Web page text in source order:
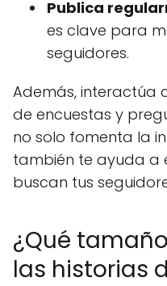
Publica
es clave para
seguidores.
Además, interactúa
de encuestas y
no solo fomenta la
también te ayuda a
buscan tus
¿Qué
las historias